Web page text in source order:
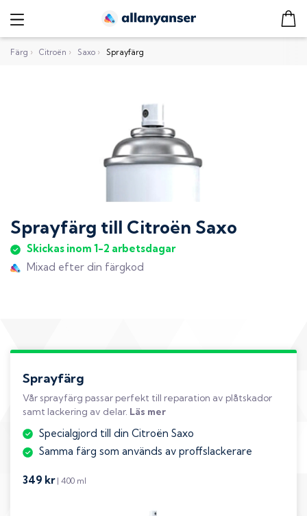
Färg › Citroën › Saxo › Sprayfärg
Sprayfärg till Citroën Saxo
Skickas inom 1-2 arbetsdagar
Mixad efter din färgkod
Sprayfärg
Vår sprayfärg passar perfekt till reparation av plåtskador
samt lackering av delar. Läs mer
Specialgjord till din Citroën Saxo
Samma färg som används av proffslackerare
349 kr| 400 ml